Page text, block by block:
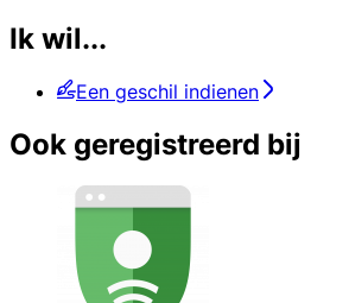
Ik wil...
Een geschil indienen
Ook geregistreerd bij